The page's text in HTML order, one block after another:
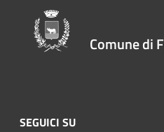
Comune di
SEGUICI SU